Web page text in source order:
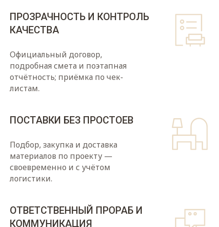
ПРОЗРАЧНОСТЬ И КОНТРОЛЬ
КАЧЕСТВА
Официальный договор,
подробная смета и поэтапная
отчётность; приёмка по чек-
листам.
ПОСТАВКИ БЕЗ ПРОСТОЕВ
Подбор, закупка и доставка
материалов по проекту —
своевременно и с учётом
логистики.
ОТВЕТСТВЕННЫЙ ПРОРАБ И
КОММУНИКАЦИЯ